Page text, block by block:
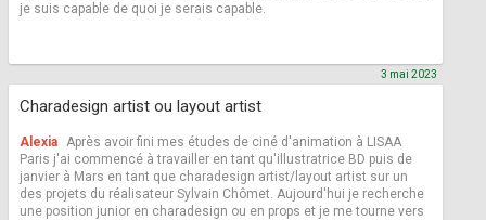
je suis capable de quoi je serais capable.
Charadesign artist ou layout artist
3 mai 2023
Alexia Après avoir fini mes études de ciné d'animation à LISAA
Paris j'ai commencé à travailler en tant qu'illustratrice BD puis de
janvier à Mars en tant que charadesign artist/layout artist sur un
des projets du réalisateur Sylvain Chômet. Aujourd'hui je recherche
une position junior en charadesign ou en props et je me tourne vers